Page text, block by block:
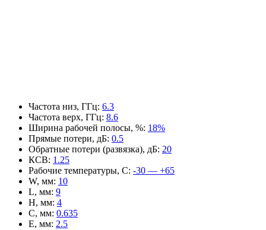
Частота низ, ГГц: 6.3
Частота верх, ГГц: 8.6
Ширина рабочей полосы, %: 18%
Прямые потери, дБ: 0.5
Обратные потери (развязка), дБ: 20
КСВ: 1.25
Рабочие температуры, С: -30 — +65
W, мм: 10
L, мм: 9
H, мм: 4
C, мм: 0.635
E, мм: 2.5